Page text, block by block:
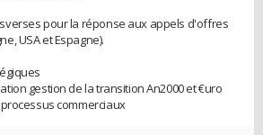
pour la réponse aux appels d'offres
USA et Espagne).
gestion de la transition An2000 et €uro
commerciaux